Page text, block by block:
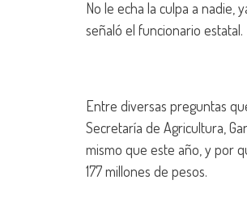
No le echa la culpa a nadie,
señaló el funcionario estatal.
Entre diversas preguntas
Secretaría de Agricultura,
mismo que este año, y por
177 millones de pesos.